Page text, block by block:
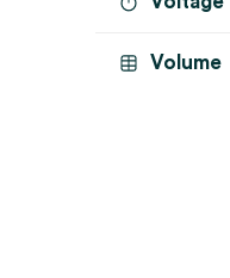
Volume